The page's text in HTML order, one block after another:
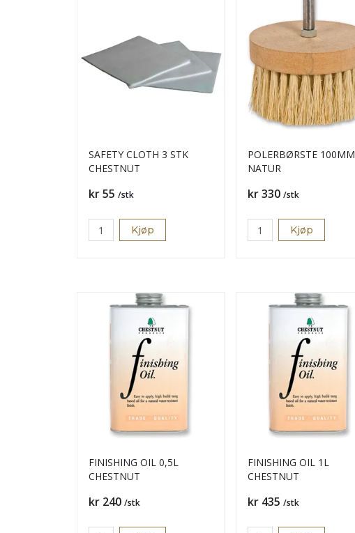
SAFETY CLOTH 3 STK
CHESTNUT
Pris
kr 55 /stk
Kjøp
POLERBØRSTE 100MM
NATUR
Pris
kr 330 /stk
Kjøp
FINISHING OIL 0,5L
CHESTNUT
Pris
kr 240 /stk
FINISHING OIL 1L
CHESTNUT
Pris
kr 435 /stk